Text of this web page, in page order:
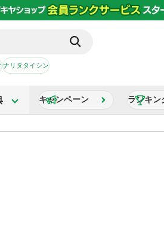
ナリタタイシン
キャンペーン ランキン